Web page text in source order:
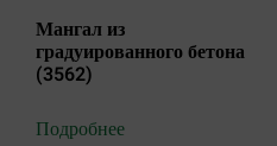
Мангал из
градуированного бетона
(3562)
Подробнее